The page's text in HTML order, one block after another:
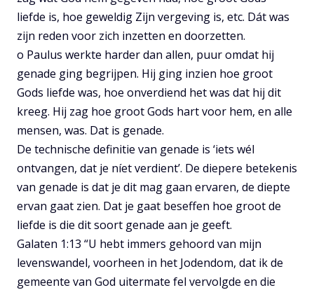
liefde is, hoe geweldig Zijn vergeving is, etc. Dát was
zijn reden voor zich inzetten en doorzetten.
o Paulus werkte harder dan allen, puur omdat hij
genade ging begrijpen. Hij ging inzien hoe groot
Gods liefde was, hoe onverdiend het was dat hij dit
kreeg. Hij zag hoe groot Gods hart voor hem, en alle
mensen, was. Dat is genade.
De technische definitie van genade is ‘iets wél
ontvangen, dat je níet verdient’. De diepere betekenis
van genade is dat je dit mag gaan ervaren, de diepte
ervan gaat zien. Dat je gaat beseffen hoe groot de
liefde is die dit soort genade aan je geeft.
Galaten 1:13 “U hebt immers gehoord van mijn
levenswandel, voorheen in het Jodendom, dat ik de
gemeente van God uitermate fel vervolgde en die